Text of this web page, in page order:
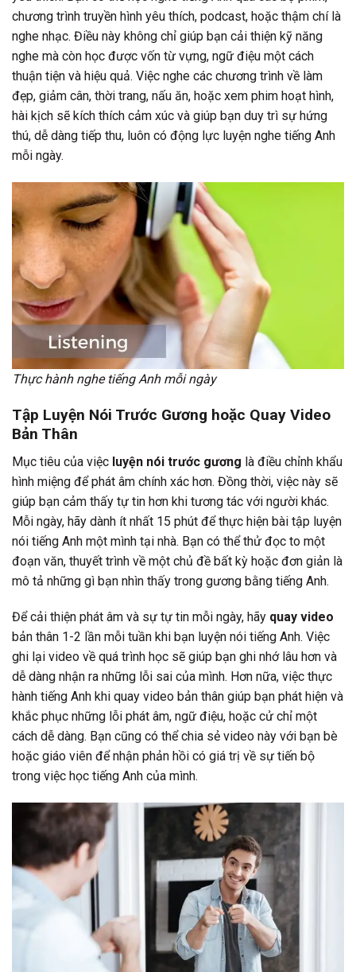
chương trình truyền hình yêu thích, podcast, hoặc thậm chí là
nghe nhạc. Điều này không chỉ giúp bạn cải thiện kỹ năng
nghe mà còn học được vốn từ vựng, ngữ điệu một cách
thuận tiện và hiệu quả. Việc nghe các chương trình về làm
đẹp, giảm cân, thời trang, nấu ăn, hoặc xem phim hoạt hình,
hài kịch sẽ kích thích cảm xúc và giúp bạn duy trì sự hứng
thú, dễ dàng tiếp thu, luôn có động lực luyện nghe tiếng Anh
mỗi ngày.
Thực hành nghe tiếng Anh mỗi ngày
Tập Luyện Nói Trước Gương hoặc Quay Video
Bản Thân
Mục tiêu của việc luyện nói trước gương là điều chỉnh khẩu
hình miệng để phát âm chính xác hơn. Đồng thời, việc này sẽ
giúp bạn cảm thấy tự tin hơn khi tương tác với người khác.
Mỗi ngày, hãy dành ít nhất 15 phút để thực hiện bài tập luyện
nói tiếng Anh một mình tại nhà. Bạn có thể thử đọc to một
đoạn văn, thuyết trình về một chủ đề bất kỳ hoặc đơn giản là
mô tả những gì bạn nhìn thấy trong gương bằng tiếng Anh.
Để cải thiện phát âm và sự tự tin mỗi ngày, hãy quay video
bản thân 1-2 lần mỗi tuần khi bạn luyện nói tiếng Anh. Việc
ghi lại video về quá trình học sẽ giúp bạn ghi nhớ lâu hơn và
dễ dàng nhận ra những lỗi sai của mình. Hơn nữa, việc thực
hành tiếng Anh khi quay video bản thân giúp bạn phát hiện và
khắc phục những lỗi phát âm, ngữ điệu, hoặc cử chỉ một
cách dễ dàng. Bạn cũng có thể chia sẻ video này với bạn bè
hoặc giáo viên để nhận phản hồi có giá trị về sự tiến bộ
trong việc học tiếng Anh của mình.